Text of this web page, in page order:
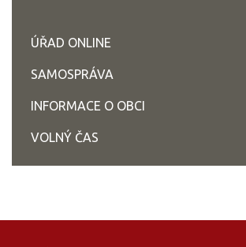
ÚŘAD ONLINE
SAMOSPRÁVA
INFORMACE O OBCI
VOLNÝ ČAS